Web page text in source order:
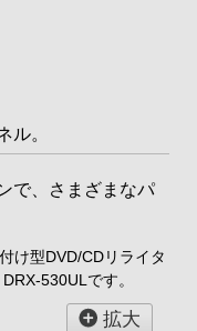
ル。
で、さまざまなパ
け型DVD/CDリライタ
530ULです。
拡大